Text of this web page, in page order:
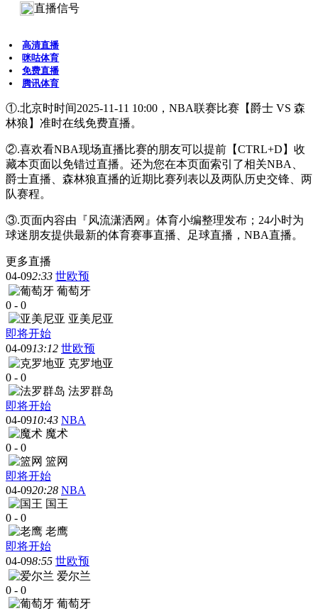
直播信号
高清直播
咪咕体育
免费直播
腾讯体育
①.北京时时间2025-11-11 10:00，NBA联赛比赛【爵士 VS 森
林狼】准时在线免费直播。
②.喜欢看NBA现场直播比赛的朋友可以提前【CTRL+D】收
藏本页面以免错过直播。还为您在本页面索引了相关NBA、
爵士直播、森林狼直播的近期比赛列表以及两队历史交锋、两
队赛程。
③.页面内容由『风流潇洒网』体育小编整理发布；24小时为
球迷朋友提供最新的体育赛事直播、足球直播，NBA直播。
更多直播
04-092:33 世欧预
葡萄牙
0 - 0
亚美尼亚
即将开始
04-0913:12 世欧预
克罗地亚
0 - 0
法罗群岛
即将开始
04-0910:43 NBA
魔术
0 - 0
篮网
即将开始
04-0920:28 NBA
国王
0 - 0
老鹰
即将开始
04-098:55 世欧预
爱尔兰
0 - 0
葡萄牙